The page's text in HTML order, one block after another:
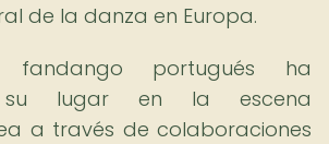
de la danza en Europa.
fandango portugués ha
su lugar en la escena
a través de colaboraciones